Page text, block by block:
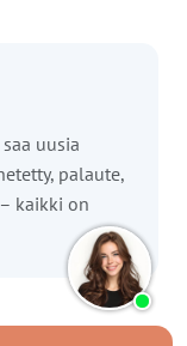
uusia
palaute,
kaikki on